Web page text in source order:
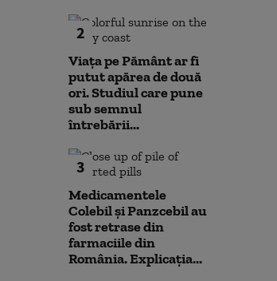
2
Viața pe Pământ ar fi
putut apărea de două
ori. Studiul care pune
sub semnul
întrebării...
3
Medicamentele
Colebil și Panzcebil au
fost retrase din
farmaciile din
România. Explicația...